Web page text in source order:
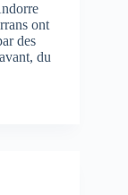
ont
des
du